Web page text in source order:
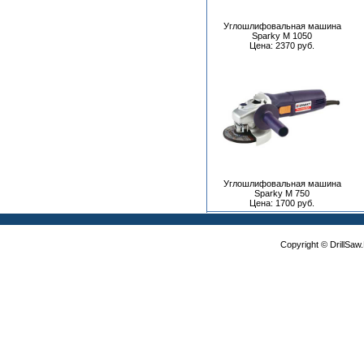
Углошлифовальная машина
Sparky M 1050
Цена: 2370 руб.
Углошлифовальная машина
Sparky M 750
Цена: 1700 руб.
Copyright ©